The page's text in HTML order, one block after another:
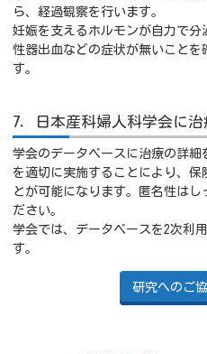
ら、経過観察を行います。
妊娠を支えるホルモンが自力で
性器出血などの症状が無いこと
す。
7．日本産科婦人科学会に
学会のデータベースに治療の詳
を適切に実施することにより、
とが可能になります。匿名性はし
ださい。
学会では、データベースを2次利
す。
研究へのご